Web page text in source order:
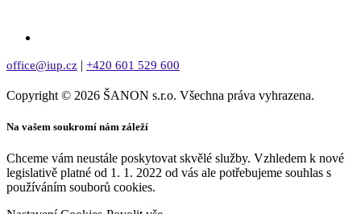
office@iup.cz | +420 601 529 600
Copyright © 2026 ŠANON s.r.o. Všechna práva vyhrazena.
Na vašem soukromí nám záleží
Chceme vám neustále poskytovat skvělé služby. Vzhledem k nové
legislativě platné od 1. 1. 2022 od vás ale potřebujeme souhlas s
používáním souborů cookies.